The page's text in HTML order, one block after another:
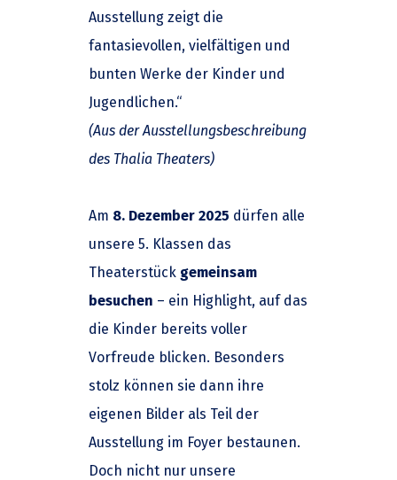
Ausstellung zeigt die
fantasievollen, vielfältigen und
bunten Werke der Kinder und
Jugendlichen.“
(Aus der Ausstellungsbeschreibung
des Thalia Theaters)
Am 8. Dezember 2025 dürfen alle
unsere 5. Klassen das
Theaterstück gemeinsam
besuchen – ein Highlight, auf das
die Kinder bereits voller
Vorfreude blicken. Besonders
stolz können sie dann ihre
eigenen Bilder als Teil der
Ausstellung im Foyer bestaunen.
Doch nicht nur unsere